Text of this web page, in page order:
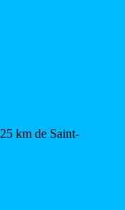
km de Saint-